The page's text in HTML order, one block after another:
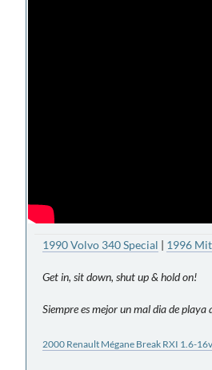
1990 Volvo 340 Special | 1996
Get in, sit down, shut up & hold on!
Siempre es mejor un mal dia de playa
2000 Renault Mégane Break RXI 1.6-16v